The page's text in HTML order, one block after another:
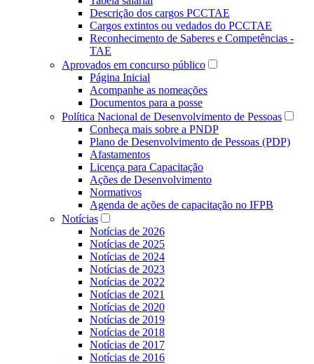
Descrição dos cargos PCCTAE
Cargos extintos ou vedados do PCCTAE
Reconhecimento de Saberes e Competências -
TAE
Aprovados em concurso público
Página Inicial
Acompanhe as nomeações
Documentos para a posse
Política Nacional de Desenvolvimento de Pessoas
Conheça mais sobre a PNDP
Plano de Desenvolvimento de Pessoas (PDP)
Afastamentos
Licença para Capacitação
Ações de Desenvolvimento
Normativos
Agenda de ações de capacitação no IFPB
Notícias
Notícias de 2026
Notícias de 2025
Notícias de 2024
Notícias de 2023
Notícias de 2022
Notícias de 2021
Notícias de 2020
Notícias de 2019
Notícias de 2018
Notícias de 2017
Notícias de 2016